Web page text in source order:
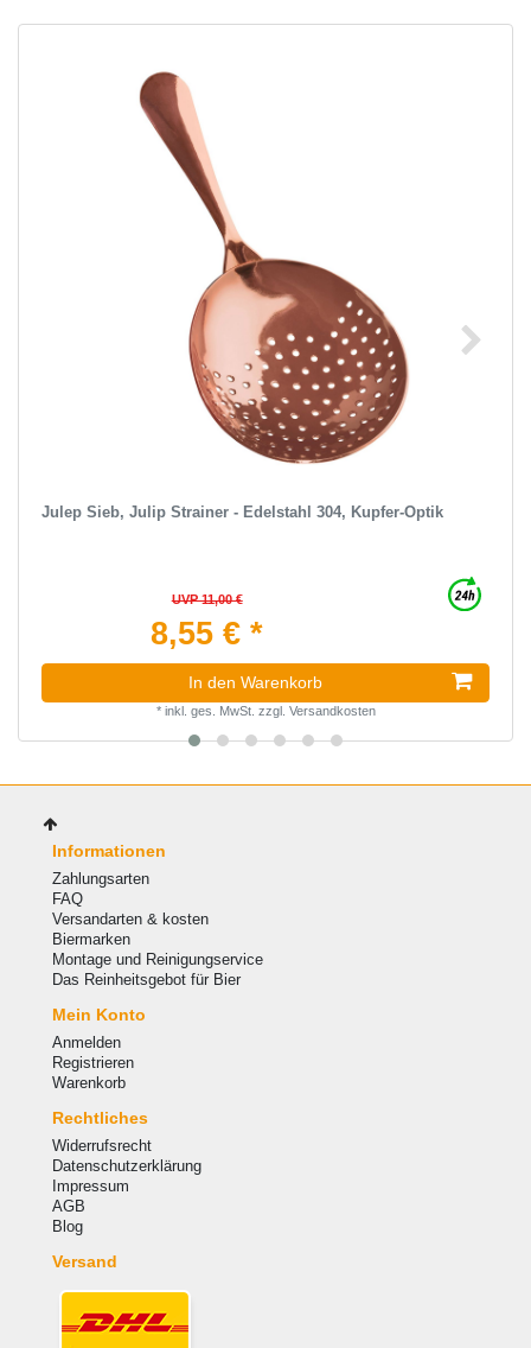
Julep Sieb, Julip Strainer - Edelstahl 304, Kupfer-Optik
UVP 11,00 €
8,55 € *
In den Warenkorb
* inkl. ges. MwSt. zzgl. Versandkosten
Informationen
Zahlungsarten
FAQ
Versandarten & kosten
Biermarken
Montage und Reinigungservice
Das Reinheitsgebot für Bier
Mein Konto
Anmelden
Registrieren
Warenkorb
Rechtliches
Widerrufsrecht
Datenschutzerklärung
Impressum
AGB
Blog
Versand